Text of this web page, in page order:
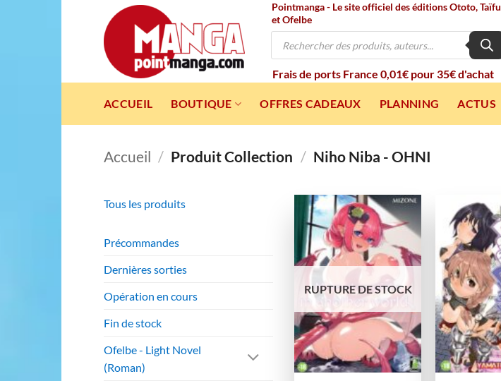
Pointmanga - Le site officiel des éditions Ototo, Taïfu
et Ofelbe
Recherche
Frais de ports France 0,01€ pour 35€ d'achat
ACCUEIL BOUTIQUE OFFRES CADEAUX PLANNING ACTUS
Accueil / Produit Collection / Niho Niba - OHNI
Tous les produits
Précommandes
Dernières sorties
Opération en cours
Fin de stock
Ofelbe - Light Novel
(Roman)
Ajouter
à la
wishlist
RUPTURE DE STOCK